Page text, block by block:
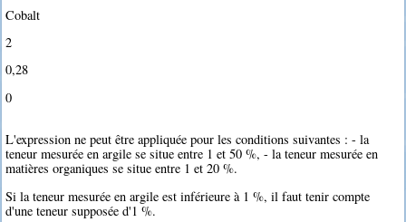
Cobalt
2
0,28
0
L'expression ne peut être appliquée pour les conditions suivantes : - la
teneur mesurée en argile se situe entre 1 et 50 %, - la teneur mesurée en
matières organiques se situe entre 1 et 20 %.
Si la teneur mesurée en argile est inférieure à 1 %, il faut tenir compte
d'une teneur supposée d'1 %.